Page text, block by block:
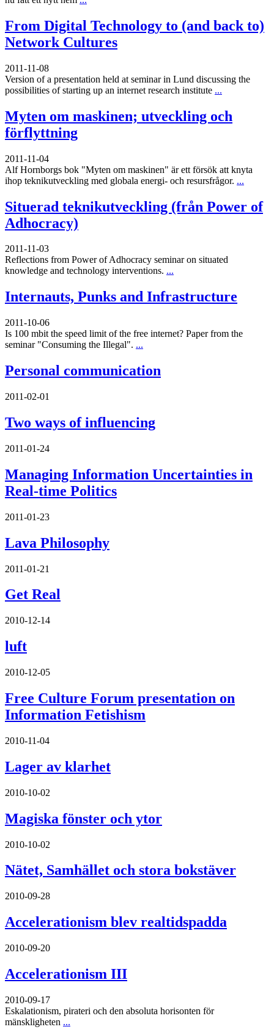
From Digital Technology to (and back to)
Network Cultures
2011-11-08
Version of a presentation held at seminar in Lund discussing the
possibilities of starting up an internet research institute ...
Myten om maskinen; utveckling och
förflyttning
2011-11-04
Alf Hornborgs bok "Myten om maskinen" är ett försök att knyta
ihop teknikutveckling med globala energi- och resursfrågor. ...
Situerad teknikutveckling (från Power of
Adhocracy)
2011-11-03
Reflections from Power of Adhocracy seminar on situated
knowledge and technology interventions. ...
Internauts, Punks and Infrastructure
2011-10-06
Is 100 mbit the speed limit of the free internet? Paper from the
seminar "Consuming the Illegal". ...
Personal communication
2011-02-01
Two ways of influencing
2011-01-24
Managing Information Uncertainties in
Real-time Politics
2011-01-23
Lava Philosophy
2011-01-21
Get Real
2010-12-14
luft
2010-12-05
Free Culture Forum presentation on
Information Fetishism
2010-11-04
Lager av klarhet
2010-10-02
Magiska fönster och ytor
2010-10-02
Nätet, Samhället och stora bokstäver
2010-09-28
Accelerationism blev realtidspadda
2010-09-20
Accelerationism III
2010-09-17
Eskalationism, pirateri och den absoluta horisonten för
mänskligheten ...